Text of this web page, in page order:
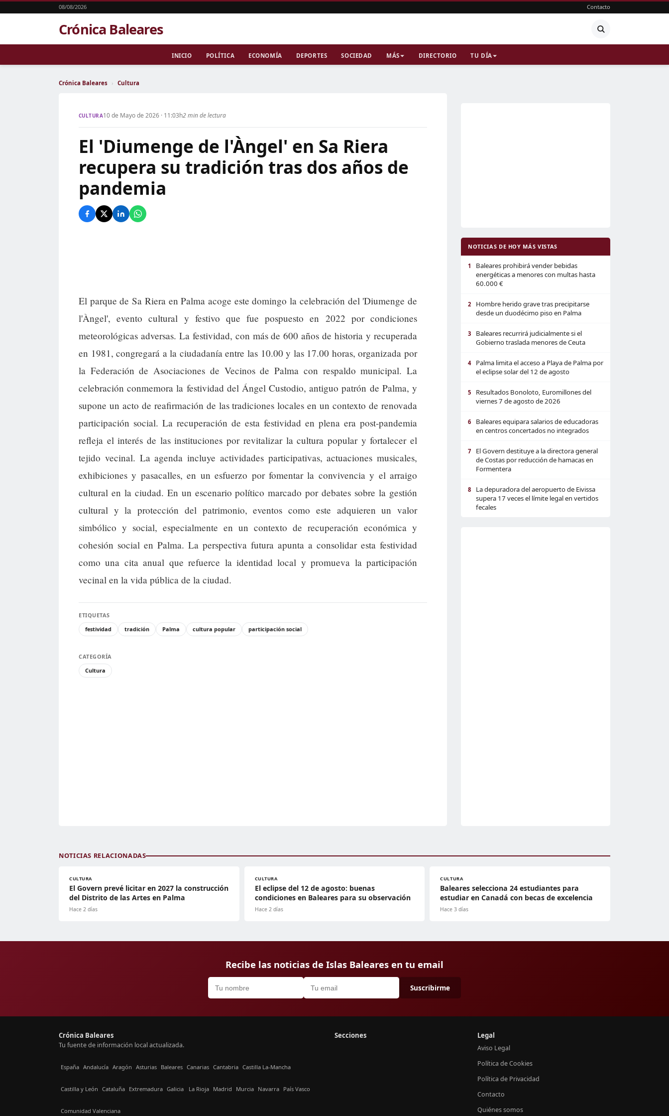
08/08/2026 Contacto
Crónica Baleares
INICIO POLÍTICA ECONOMÍA DEPORTES SOCIEDAD MÁS DIRECTORIO TU DÍA
Crónica Baleares › Cultura
CULTURA10 de Mayo de 2026 · 11:03h2 min de lectura
El 'Diumenge de l'Àngel' en Sa Riera
recupera su tradición tras dos años de
pandemia
El parque de Sa Riera en Palma acoge este domingo la celebración del 'Diumenge de
l'Àngel', evento cultural y festivo que fue pospuesto en 2022 por condiciones
meteorológicas adversas. La festividad, con más de 600 años de historia y recuperada
en 1981, congregará a la ciudadanía entre las 10.00 y las 17.00 horas, organizada por
la Federación de Asociaciones de Vecinos de Palma con respaldo municipal. La
celebración conmemora la festividad del Ángel Custodio, antiguo patrón de Palma, y
supone un acto de reafirmación de las tradiciones locales en un contexto de renovada
participación social. La recuperación de esta festividad en plena era post-pandemia
refleja el interés de las instituciones por revitalizar la cultura popular y fortalecer el
tejido vecinal. La agenda incluye actividades participativas, actuaciones musicales,
exhibiciones y pasacalles, en un esfuerzo por fomentar la convivencia y el arraigo
cultural en la ciudad. En un escenario político marcado por debates sobre la gestión
cultural y la protección del patrimonio, eventos como este adquieren un valor
simbólico y social, especialmente en un contexto de recuperación económica y
cohesión social en Palma. La perspectiva futura apunta a consolidar esta festividad
como una cita anual que refuerce la identidad local y promueva la participación
vecinal en la vida pública de la ciudad.
ETIQUETAS
festividad
tradición Palma cultura popular participación social
CATEGORÍA
Cultura
NOTICIAS DE HOY MÁS VISTAS
1
Baleares prohibirá vender bebidas
energéticas a menores con multas hasta
60.000 €
2
Hombre herido grave tras precipitarse
desde un duodécimo piso en Palma
3
Baleares recurrirá judicialmente si el
Gobierno traslada menores de Ceuta
4
Palma limita el acceso a Playa de Palma por
el eclipse solar del 12 de agosto
5
Resultados Bonoloto, Euromillones del
viernes 7 de agosto de 2026
6
Baleares equipara salarios de educadoras
en centros concertados no integrados
7
El Govern destituye a la directora general
de Costas por reducción de hamacas en
Formentera
8
La depuradora del aeropuerto de Eivissa
supera 17 veces el límite legal en vertidos
fecales
NOTICIAS RELACIONADAS
CULTURA
El Govern prevé licitar en 2027 la construcción
del Distrito de las Artes en Palma
Hace 2 días
CULTURA
El eclipse del 12 de agosto: buenas
condiciones en Baleares para su observación
Hace 2 días
CULTURA
Baleares selecciona 24 estudiantes para
estudiar en Canadá con becas de excelencia
Hace 3 días
Recibe las noticias de Islas Baleares en tu email
Suscribirme
Crónica Baleares
Tu fuente de información local actualizada.
España Andalucía Aragón Asturias Baleares Canarias Cantabria Castilla La-Mancha
Castilla y León Cataluña Extremadura Galicia La Rioja Madrid Murcia Navarra País Vasco
Comunidad Valenciana
Secciones Legal
Aviso Legal
Política de Cookies
Política de Privacidad
Contacto
Quiénes somos